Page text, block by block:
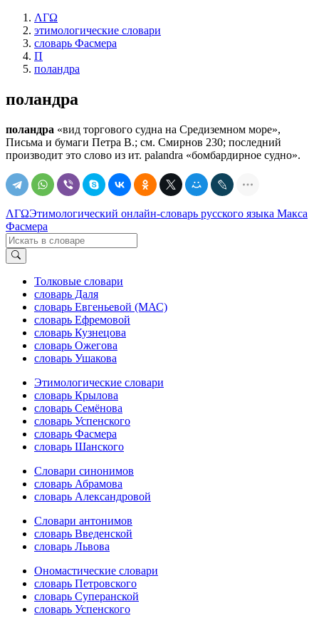
ΛΓΩ
этимологические словари
словарь Фасмера
П
поландра
поландра
поландра «вид торгового судна на Средиземном море»,
Письма и бумаги Петра В.; см. Смирнов 230; последний
производит это слово из ит. palandra «бомбардирное судно».
ΛΓΩЭтимологический онлайн-словарь русского языка Макса
Фасмера
Толковые словари
словарь Даля
словарь Евгеньевой (МАС)
словарь Ефремовой
словарь Кузнецова
словарь Ожегова
словарь Ушакова
Этимологические словари
словарь Крылова
словарь Семёнова
словарь Успенского
словарь Фасмера
словарь Шанского
Словари синонимов
словарь Абрамова
словарь Александровой
Словари антонимов
словарь Введенской
словарь Львова
Ономастические словари
словарь Петровского
словарь Суперанской
словарь Успенского